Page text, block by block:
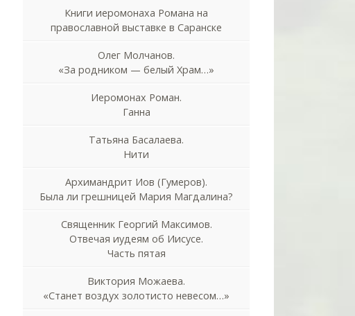
Книги иеромонаха Романа на
православной выставке в Саранске
Олег Молчанов.
«За родником — белый Храм…»
Иеромонах Роман.
Ганна
Татьяна Басалаева.
Нити
Архимандрит Иов (Гумеров).
Была ли грешницей Мария Магдалина?
Священник Георгий Максимов.
Отвечая иудеям об Иисусе.
Часть пятая
Виктория Можаева.
«Станет воздух золотисто невесом…»